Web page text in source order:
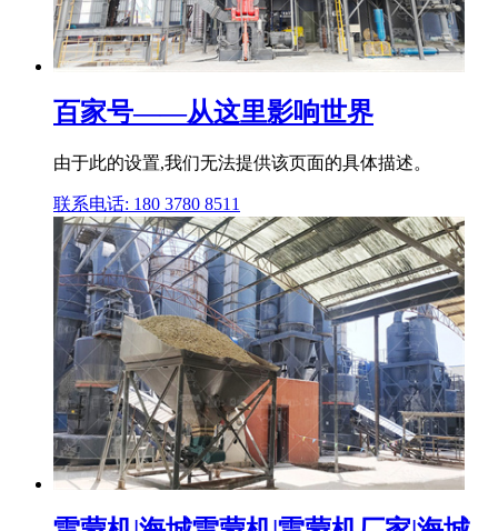
百家号——从这里影响世界
由于此的设置,我们无法提供该页面的具体描述。
联系电话: 180 3780 8511